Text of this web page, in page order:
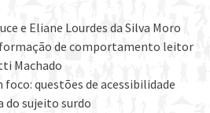
e Eliane Lourdes da Silva Moro
formação de comportamento leitor
Machado
questões de acessibilidade
do sujeito surdo